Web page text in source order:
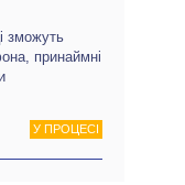
зможуть
принаймні
У ПРОЦЕСІ